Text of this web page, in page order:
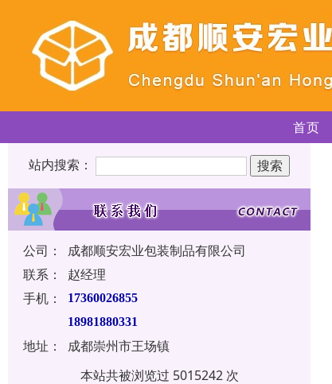
首页
站内搜索：
公司：
成都顺安宏业包装制品有限公司
联系：
赵经理
手机：
17360026855
18981880331
地址：
成都崇州市王场镇
本站共被浏览过 5015242 次